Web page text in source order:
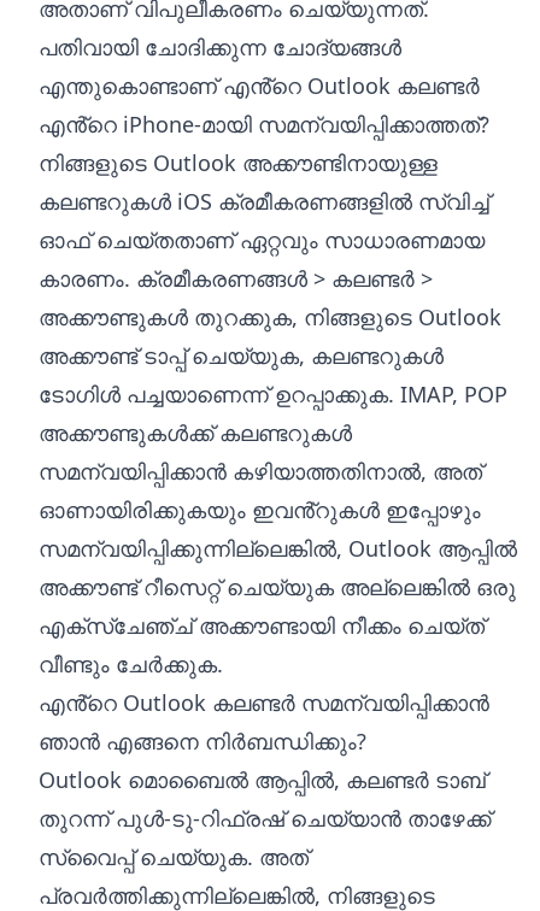
അതാണ് വിപുലീകരണം ചെയ്യുന്നത്.
പതിവായി ചോദിക്കുന്ന ചോദ്യങ്ങൾ
എന്തുകൊണ്ടാണ് എൻ്റെ Outlook കലണ്ടർ
എൻ്റെ iPhone-മായി സമന്വയിപ്പിക്കാത്തത്?
നിങ്ങളുടെ Outlook അക്കൗണ്ടിനായുള്ള
കലണ്ടറുകൾ iOS ക്രമീകരണങ്ങളിൽ സ്വിച്ച്
ഓഫ് ചെയ്തതാണ് ഏറ്റവും സാധാരണമായ
കാരണം. ക്രമീകരണങ്ങൾ > കലണ്ടർ >
അക്കൗണ്ടുകൾ തുറക്കുക, നിങ്ങളുടെ Outlook
അക്കൗണ്ട് ടാപ്പ് ചെയ്യുക, കലണ്ടറുകൾ
ടോഗിൾ പച്ചയാണെന്ന് ഉറപ്പാക്കുക. IMAP, POP
അക്കൗണ്ടുകൾക്ക് കലണ്ടറുകൾ
സമന്വയിപ്പിക്കാൻ കഴിയാത്തതിനാൽ, അത്
ഓണായിരിക്കുകയും ഇവൻ്റുകൾ ഇപ്പോഴും
സമന്വയിപ്പിക്കുന്നില്ലെങ്കിൽ, Outlook ആപ്പിൽ
അക്കൗണ്ട് റീസെറ്റ് ചെയ്യുക അല്ലെങ്കിൽ ഒരു
എക്‌സ്‌ചേഞ്ച് അക്കൗണ്ടായി നീക്കം ചെയ്‌ത്
വീണ്ടും ചേർക്കുക.
എൻ്റെ Outlook കലണ്ടർ സമന്വയിപ്പിക്കാൻ
ഞാൻ എങ്ങനെ നിർബന്ധിക്കും?
Outlook മൊബൈൽ ആപ്പിൽ, കലണ്ടർ ടാബ്
തുറന്ന് പുൾ-ടു-റിഫ്രഷ് ചെയ്യാൻ താഴേക്ക്
സ്വൈപ്പ് ചെയ്യുക. അത്
പ്രവർത്തിക്കുന്നില്ലെങ്കിൽ, നിങ്ങളുടെ